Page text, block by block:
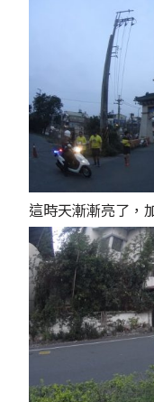
這時天漸漸亮了，